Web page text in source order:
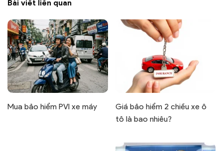
Bài viết liên quan
Mua bảo hiểm PVI xe máy
Giá bảo hiểm 2 chiều xe ô
tô là bao nhiêu?